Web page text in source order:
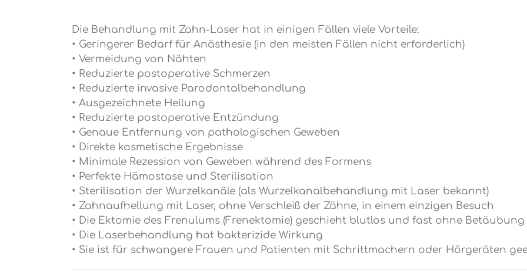
Die Behandlung mit Zahn-Laser hat in einigen Fällen viele Vorteile:
• Geringerer Bedarf für Anästhesie (in den meisten Fällen nicht erforderlich)
• Vermeidung von Nähten
• Reduzierte postoperative Schmerzen
• Reduzierte invasive Parodontalbehandlung
• Ausgezeichnete Heilung
• Reduzierte postoperative Entzündung
• Genaue Entfernung von pathologischen Geweben
• Direkte kosmetische Ergebnisse
• Minimale Rezession von Geweben während des Formens
• Perfekte Hämostase und Sterilisation
• Sterilisation der Wurzelkanäle (als Wurzelkanalbehandlung mit Laser bekannt)
• Zahnaufhellung mit Laser, ohne Verschleiß der Zähne, in einem einzigen Besuch
• Die Ektomie des Frenulums (Frenektomie) geschieht blutlos und fast ohne Betäubung
• Die Laserbehandlung hat bakterizide Wirkung
• Sie ist für schwangere Frauen und Patienten mit Schrittmachern oder Hörgeräten